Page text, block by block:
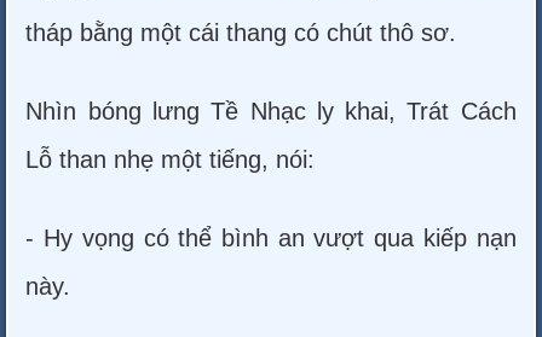
tháp bằng một cái thang có chút thô sơ.
Nhìn bóng lưng Tề Nhạc ly khai, Trát Cách
Lỗ than nhẹ một tiếng, nói:
- Hy vọng có thể bình an vượt qua kiếp nạn
này.